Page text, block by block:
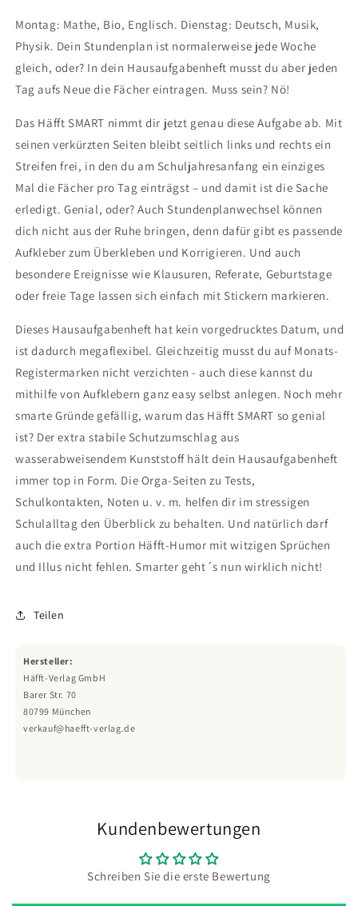
Montag: Mathe, Bio, Englisch. Dienstag: Deutsch, Musik,
Physik. Dein Stundenplan ist normalerweise jede Woche
gleich, oder? In dein Hausaufgabenheft musst du aber jeden
Tag aufs Neue die Fächer eintragen. Muss sein? Nö!
Das Häfft SMART nimmt dir jetzt genau diese Aufgabe ab. Mit
seinen verkürzten Seiten bleibt seitlich links und rechts ein
Streifen frei, in den du am Schuljahresanfang ein einziges
Mal die Fächer pro Tag einträgst – und damit ist die Sache
erledigt. Genial, oder? Auch Stundenplanwechsel können
dich nicht aus der Ruhe bringen, denn dafür gibt es passende
Aufkleber zum Überkleben und Korrigieren. Und auch
besondere Ereignisse wie Klausuren, Referate, Geburtstage
oder freie Tage lassen sich einfach mit Stickern markieren.
Dieses Hausaufgabenheft hat kein vorgedrucktes Datum, und
ist dadurch megaflexibel. Gleichzeitig musst du auf Monats-
Registermarken nicht verzichten - auch diese kannst du
mithilfe von Aufklebern ganz easy selbst anlegen. Noch mehr
smarte Gründe gefällig, warum das Häfft SMART so genial
ist? Der extra stabile Schutzumschlag aus
wasserabweisendem Kunststoff hält dein Hausaufgabenheft
immer top in Form. Die Orga-Seiten zu Tests,
Schulkontakten, Noten u. v. m. helfen dir im stressigen
Schulalltag den Überblick zu behalten. Und natürlich darf
auch die extra Portion Häfft-Humor mit witzigen Sprüchen
und Illus nicht fehlen. Smarter geht´s nun wirklich nicht!
Teilen
Hersteller:
Häfft-Verlag GmbH
Barer Str. 70
80799 München
verkauf@haefft-verlag.de
Kundenbewertungen
Schreiben Sie die erste Bewertung